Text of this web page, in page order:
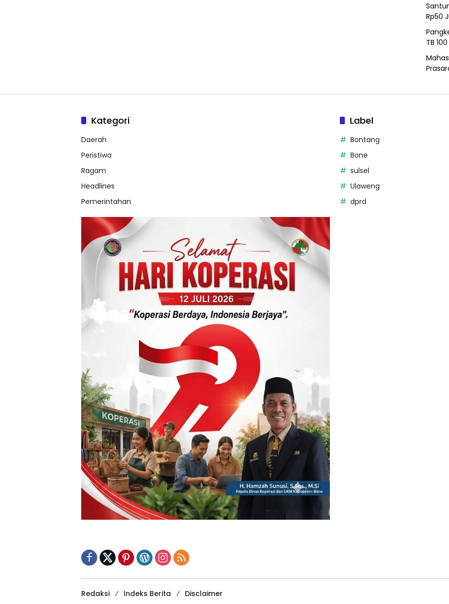
Rp50
TB
Kategori
Daerah
Peristiwa
Ragam
Headlines
Pemerintahan
Label
Bontang
Bone
sulsel
Ulaweng
dprd
Redaksi Indeks Berita Disclaimer